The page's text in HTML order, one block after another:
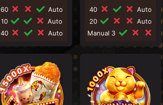
60
Auto
10
Auto
40
Auto
40
Auto
20
Auto
Manual 3